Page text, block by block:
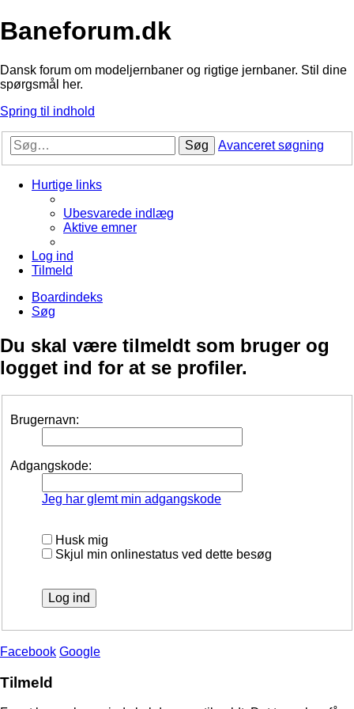
Baneforum.dk
Dansk forum om modeljernbaner og rigtige jernbaner. Stil dine
spørgsmål her.
Spring til indhold
Søg Avanceret søgning
Hurtige links
Ubesvarede indlæg
Aktive emner
Log ind
Tilmeld
Boardindeks
Søg
Du skal være tilmeldt som bruger og
logget ind for at se profiler.
Brugernavn:
Adgangskode:
Jeg har glemt min adgangskode
Husk mig
Skjul min onlinestatus ved dette besøg
Facebook Google
Tilmeld